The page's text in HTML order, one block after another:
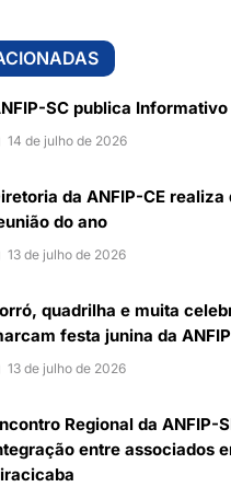
SC publica Informativo
14 de julho de 2026
da ANFIP-CE realiza
do ano
13 de julho de 2026
quadrilha e muita
festa junina da
13 de julho de 2026
Regional da ANFIP-
entre associados